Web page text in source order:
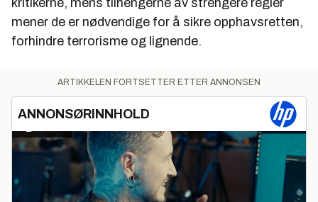
kritikerne, mens tilhengerne av strengere regler
mener de er nødvendige for å sikre opphavsretten,
forhindre terrorisme og lignende.
ARTIKKELEN FORTSETTER ETTER ANNONSEN
ANNONSØRINNHOLD